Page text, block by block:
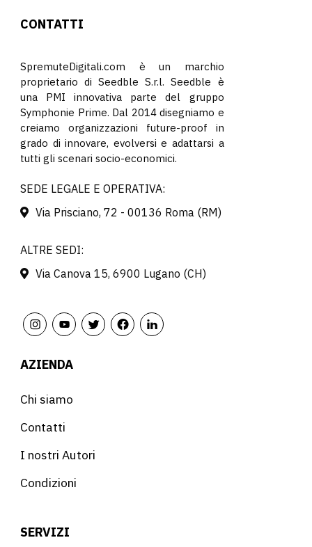
CONTATTI
SpremuteDigitali.com è un marchio
proprietario di Seedble S.r.l. Seedble è
una PMI innovativa parte del gruppo
Symphonie Prime. Dal 2014 disegniamo e
creiamo organizzazioni future-proof in
grado di innovare, evolversi e adattarsi a
tutti gli scenari socio-economici.
SEDE LEGALE E OPERATIVA:
Via Prisciano, 72 - 00136 Roma (RM)
ALTRE SEDI:
Via Canova 15, 6900 Lugano (CH)
AZIENDA
Chi siamo
Contatti
I nostri Autori
Condizioni
SERVIZI